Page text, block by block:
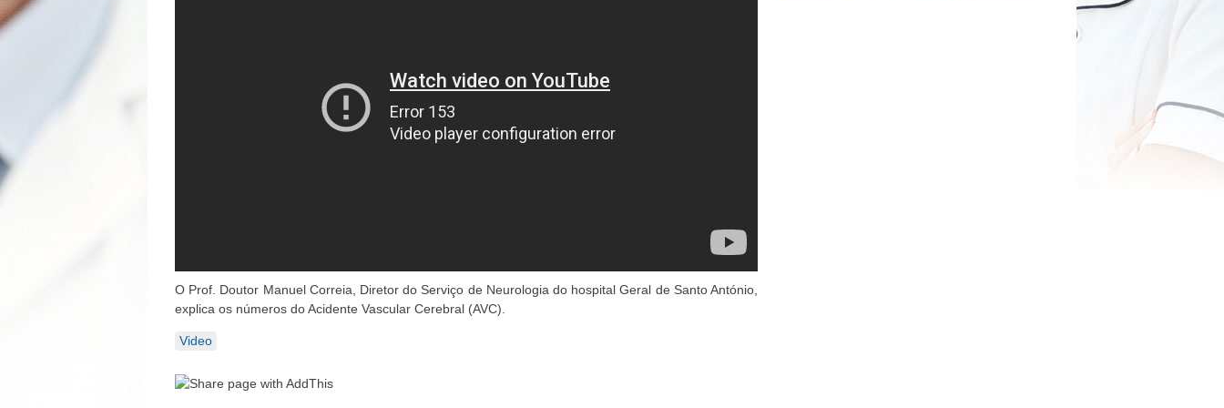
O Prof. Doutor Manuel Correia, Diretor do Serviço de Neurologia do hospital Geral de Santo António,
explica os números do Acidente Vascular Cerebral (AVC).
Video